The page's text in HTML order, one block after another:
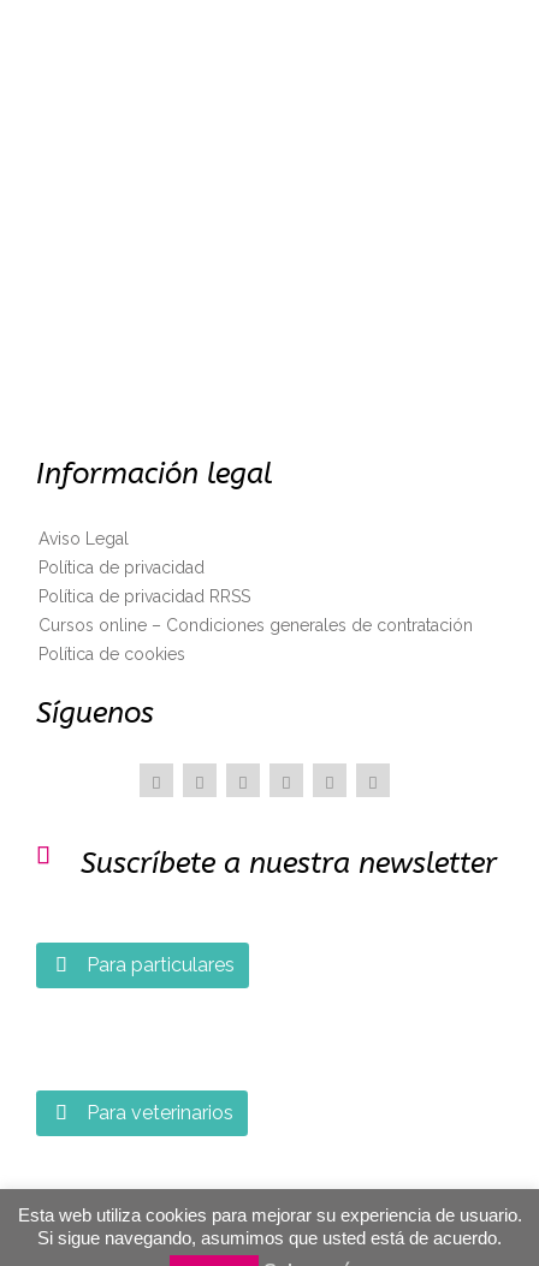
Información legal
Aviso Legal
Política de privacidad
Política de privacidad RRSS
Cursos online – Condiciones generales de contratación
Política de cookies
Síguenos
 Suscríbete a nuestra newsletter
 Para particulares
 Para veterinarios
Esta web utiliza cookies para mejorar su experiencia de usuario.
Si sigue navegando, asumimos que usted está de acuerdo.